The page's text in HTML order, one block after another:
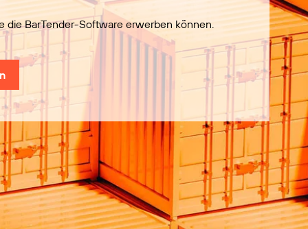
die BarTender-Software erwerben können.